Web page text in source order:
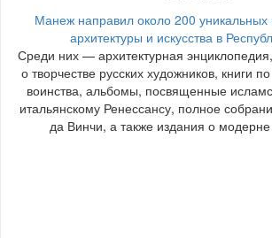
Манеж направил около 200 уникальных
архитектуры и искусства в
Среди них — архитектурная
о творчестве русских художников, книги
воинства, альбомы, посвященные
итальянскому Ренессансу, полное
да Винчи, а также издания о